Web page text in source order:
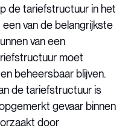
de tariefstructuur in het
van de belangrijkste
van een
moet
beheersbaar blijven.
de tariefstructuur is
gevaar binnen
door